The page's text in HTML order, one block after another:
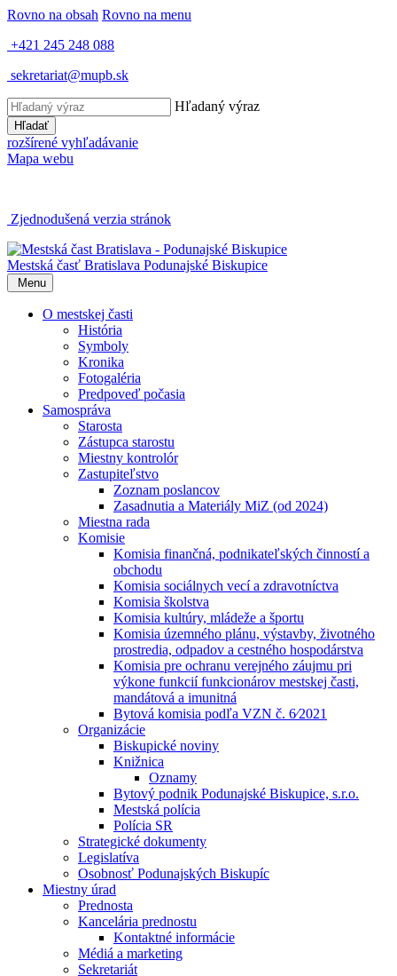
Rovno na obsah Rovno na menu
+421 245 248 088
sekretariat@mupb.sk
Hľadaný výraz
Hľadať
rozšírené vyhľadávanie
Mapa webu
Zjednodušená verzia stránok
Mestská časť Bratislava Podunajské Biskupice
Menu
O mestskej časti
História
Symboly
Kronika
Fotogaléria
Predpoveď počasia
Samospráva
Starosta
Zástupca starostu
Miestny kontrolór
Zastupiteľstvo
Zoznam poslancov
Zasadnutia a Materiály MiZ (od 2024)
Miestna rada
Komisie
Komisia finančná, podnikateľských činností a
obchodu
Komisia sociálnych vecí a zdravotníctva
Komisia školstva
Komisia kultúry, mládeže a športu
Komisia územného plánu, výstavby, životného
prostredia, odpadov a cestného hospodárstva
Komisia pre ochranu verejného záujmu pri
výkone funkcií funkcionárov mestskej časti,
mandátová a imunitná
Bytová komisia podľa VZN č. 6⁄2021
Organizácie
Biskupické noviny
Knižnica
Oznamy
Bytový podnik Podunajské Biskupice, s.r.o.
Mestská polícia
Polícia SR
Strategické dokumenty
Legislatíva
Osobnosť Podunajských Biskupíc
Miestny úrad
Prednosta
Kancelária prednostu
Kontaktné informácie
Médiá a marketing
Sekretariát